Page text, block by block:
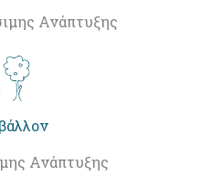
Ανάπτυξης
Ανάπτυξης